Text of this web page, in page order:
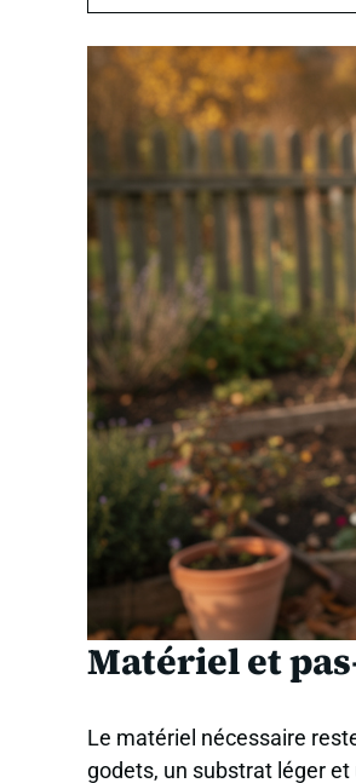
Matériel et
Le matériel nécessaire
godets, un substrat léger